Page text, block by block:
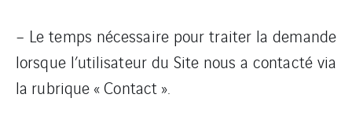
– Le temps nécessaire pour traiter la demande
lorsque l’utilisateur du Site nous a contacté via
la rubrique « Contact ».